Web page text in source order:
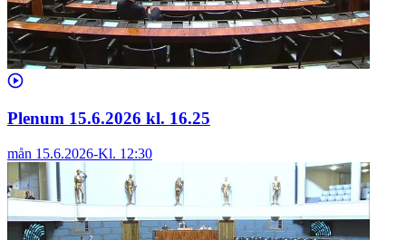
Plenum 15.6.2026 kl. 16.25
mån 15.6.2026-Kl. 12:30